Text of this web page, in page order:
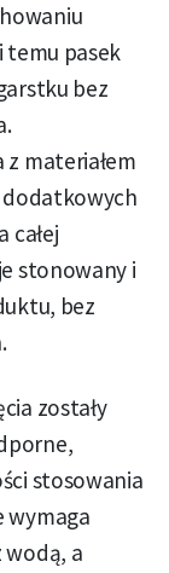
temu pasek
bez
materiałem
dodatkowych
całej
stonowany i
bez
zostały
stosowania
wymaga
a